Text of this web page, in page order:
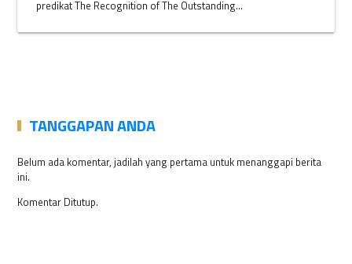
predikat The Recognition of The Outstanding...
TANGGAPAN ANDA
Belum ada komentar, jadilah yang pertama untuk menanggapi berita
ini.
Komentar Ditutup.